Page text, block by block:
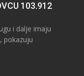
103.912
i dalje imaju
pokazuju